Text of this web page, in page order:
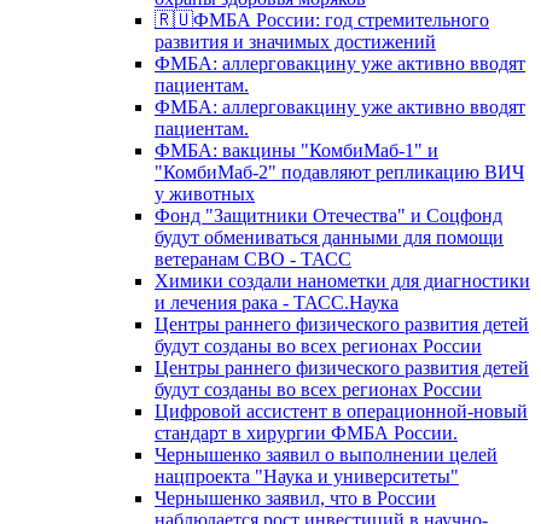
🇷🇺ФМБА России: год стремительного
развития и значимых достижений
ФМБА: аллерговакцину уже активно вводят
пациентам.
ФМБА: аллерговакцину уже активно вводят
пациентам.
ФМБА: вакцины "КомбиМаб-1" и
"КомбиМаб-2" подавляют репликацию ВИЧ
у животных
Фонд "Защитники Отечества" и Соцфонд
будут обмениваться данными для помощи
ветеранам СВО - ТАСС
Химики создали нанометки для диагностики
и лечения рака - ТАСС.Наука
Центры раннего физического развития детей
будут созданы во всех регионах России
Центры раннего физического развития детей
будут созданы во всех регионах России
Цифровой ассистент в операционной-новый
стандарт в хирургии ФМБА России.
Чернышенко заявил о выполнении целей
нацпроекта "Наука и университеты"
Чернышенко заявил, что в России
наблюдается рост инвестиций в научно-